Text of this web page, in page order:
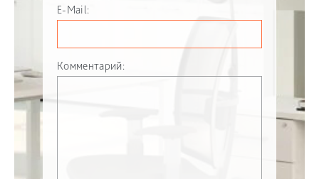
E-Mail:
Комментарий: